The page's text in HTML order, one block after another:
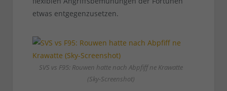
etwas entgegenzusetzen.
SVS vs F95: Rouwen hatte nach Abpfiff ne Krawatte
(Sky-Screenshot)